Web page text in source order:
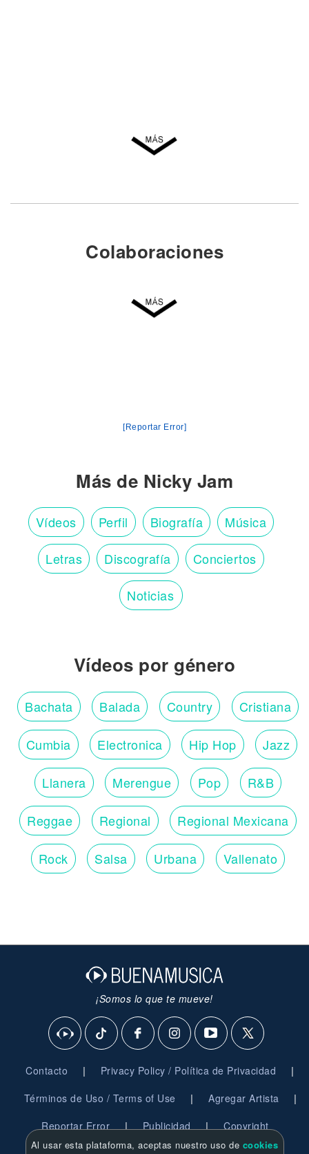
Colaboraciones
[Reportar Error]
Más de Nicky Jam
Vídeos Perfil Biografía Música
Letras Discografía Conciertos
Noticias
Vídeos por género
Bachata Balada Country Cristiana
Cumbia Electronica Hip Hop Jazz
Llanera Merengue Pop R&B
Reggae Regional Regional Mexicana
Rock Salsa Urbana Vallenato
¡Somos lo que te mueve!
Contacto | Privacy Policy / Política de Privacidad |
Términos de Uso / Terms of Use | Agregar Artista |
Reportar Error | Publicidad | Copyright
Al usar esta plataforma, aceptas nuestro uso de cookies